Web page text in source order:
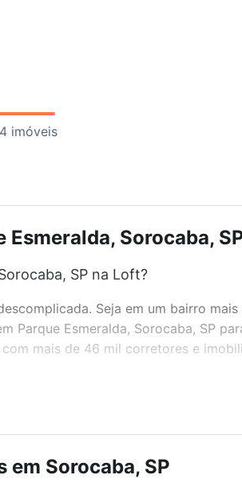
imóveis
Sorocaba,
SP na Loft?
Seja em um bairro
Esmeralda, Sorocaba, SP
mais de 46 mil corretores e
Você também pode usar os filtros
como piscina, academia,
na Loft.
em Sorocaba, SP